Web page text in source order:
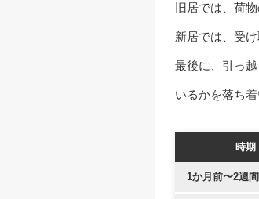
旧居では、荷
新居では、受
最後に、引っ
いるかを落ち
時期
1か月前〜2週